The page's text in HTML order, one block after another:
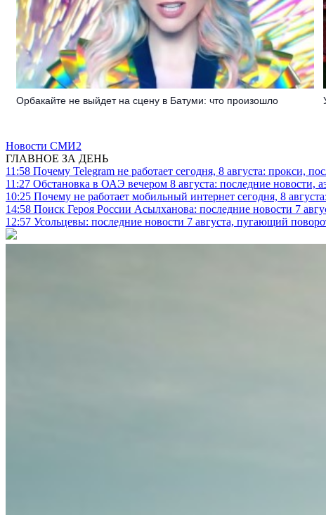
Орбакайте не выйдет на сцену в Батуми: что произошло
Новости СМИ2
ГЛАВНОЕ ЗА ДЕНЬ
11:58 Почему Telegram не работает сегодня, 8 августа: прокси,
11:27 Обстановка в ОАЭ вечером 8 августа: последние новости,
10:25 Почему не работает мобильный интернет сегодня, 8
14:58 Поиск Героя России Асылханова: последние новости 7
12:57 Усольцевы: последние новости 7 августа, пугающий